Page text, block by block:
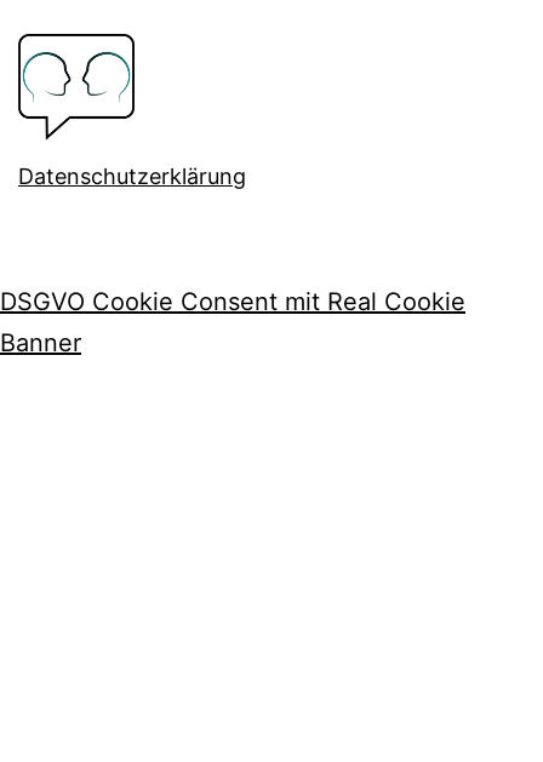
Datenschutzerklärung
DSGVO Cookie Consent mit Real Cookie
Banner